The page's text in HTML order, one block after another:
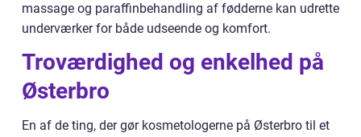
massage og paraffinbehandling af fødderne kan udrette
underværker for både udseende og komfort.
Troværdighed og enkelhed på
Østerbro
En af de ting, der gør kosmetologerne på Østerbro til et